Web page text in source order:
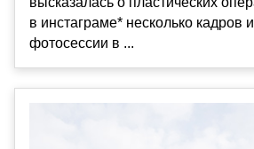
в инстаграме* несколько
фотосессии в ...